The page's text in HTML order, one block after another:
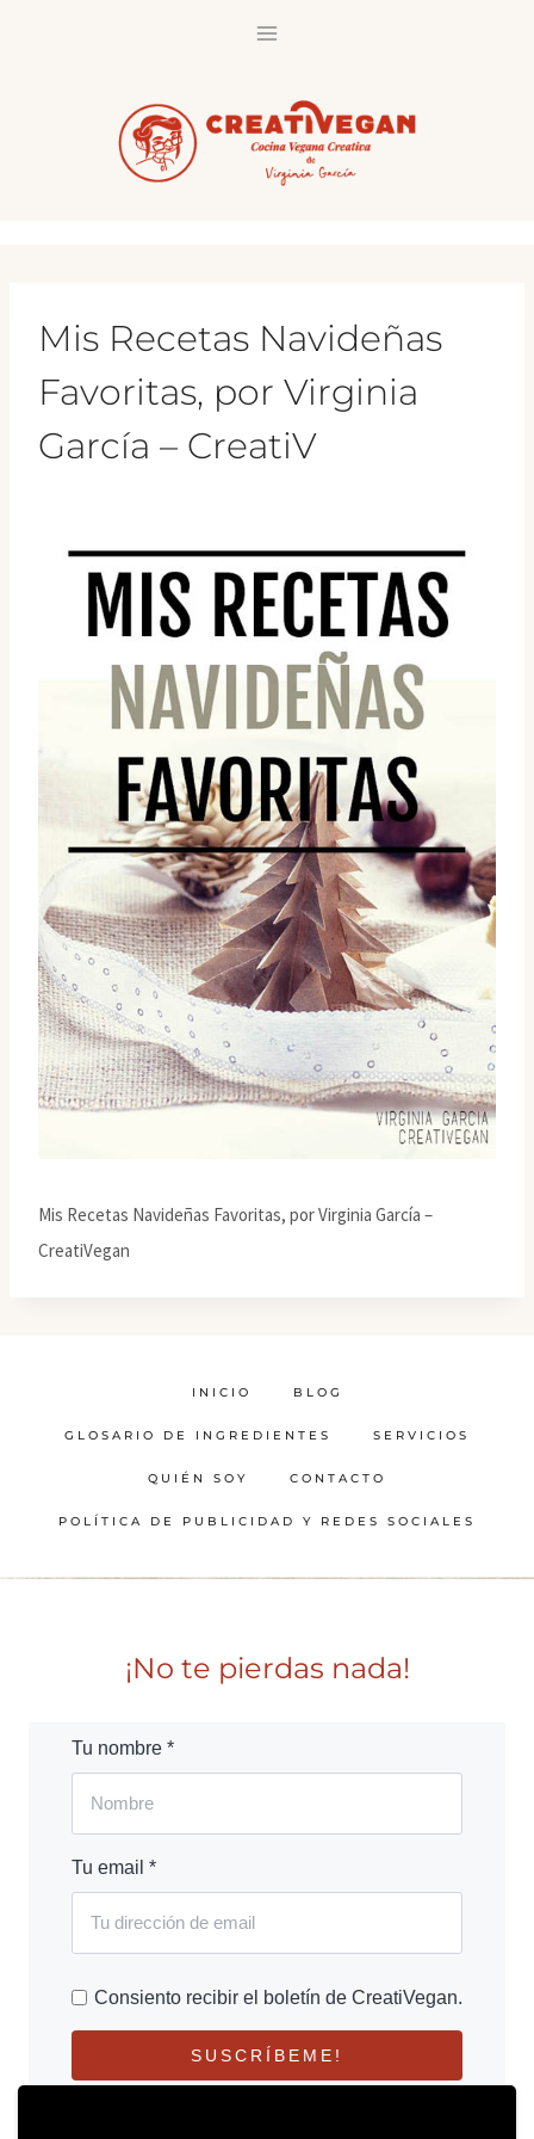
Mis Recetas Navideñas
Favoritas, por Virginia
García – CreatiV
Mis Recetas Navideñas Favoritas, por Virginia García –
CreatiVegan
INICIO BLOG
GLOSARIO DE INGREDIENTES SERVICIOS
QUIÉN SOY CONTACTO
POLÍTICA DE PUBLICIDAD Y REDES SOCIALES
¡No te pierdas nada!
Tu nombre *
Tu email *
Consiento recibir el boletín de CreatiVegan.
SUSCRÍBEME!